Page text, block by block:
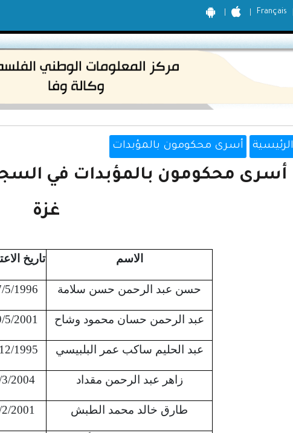
Français
الرئيسية أسرى محكومون بالمؤبدات
أسرى محكومون بالمؤبدات في
غزة
الاسم تاريخ
حسن عبد الرحمن حسن سلامة 5/1996
عبد الرحمن حسان محمود وشاح 5/2001
عبد الحليم ساكب عمر البلبيسي 1995
زاهر عبد الرحمن مقداد 2004
طارق خالد محمد الطبش 2001